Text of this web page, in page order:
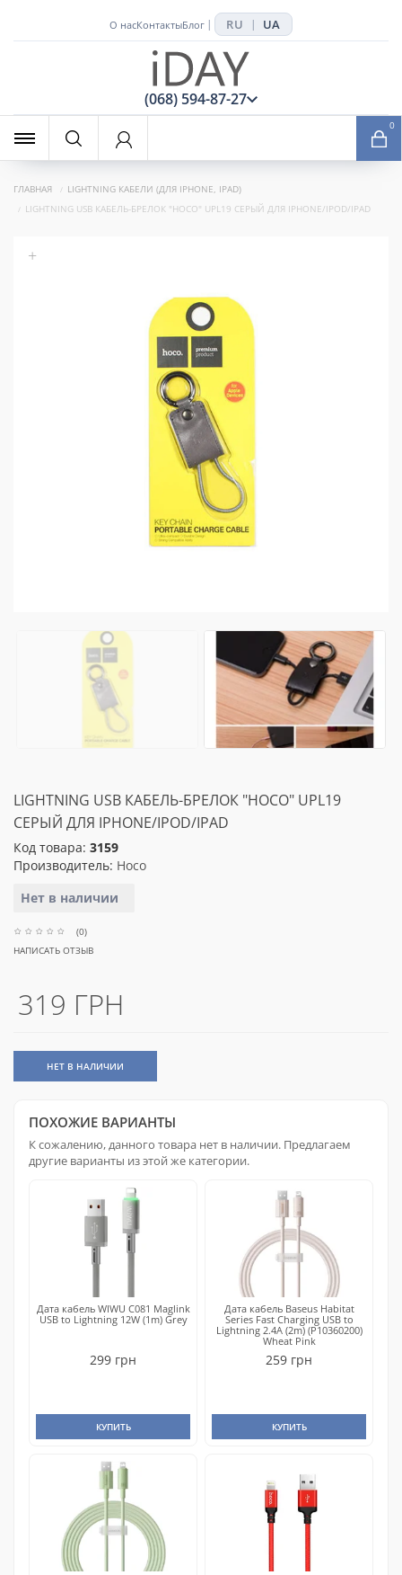
О насКонтактыБлог | RU | UA
(068) 594-87-27
0
ГЛАВНАЯ
LIGHTNING КАБЕЛИ (ДЛЯ IPHONE, IPAD)
LIGHTNING USB КАБЕЛЬ-БРЕЛОК "HOCO" UPL19 СЕРЫЙ ДЛЯ IPHONE/IPOD/IPAD
+
LIGHTNING USB КАБЕЛЬ-БРЕЛОК "HOCO" UPL19
СЕРЫЙ ДЛЯ IPHONE/IPOD/IPAD
Код товара: 3159
Производитель: Hoco
Нет в наличии
(0)
НАПИСАТЬ ОТЗЫВ
319 ГРН
НЕТ В НАЛИЧИИ
ПОХОЖИЕ ВАРИАНТЫ
К сожалению, данного товара нет в наличии. Предлагаем
другие варианты из этой же категории.
Дата кабель WIWU C081 Maglink
USB to Lightning 12W (1m) Grey
299 грн
КУПИТЬ
Дата кабель Baseus Habitat
Series Fast Charging USB to
Lightning 2.4A (2m) (P10360200)
Wheat Pink
259 грн
КУПИТЬ